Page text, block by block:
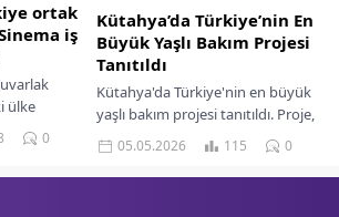
ortak
iş
ülke
ve
imkanları
Kültür
0
Kütahya’da Türkiye’nin En
Büyük Yaşlı Bakım Projesi
Tanıtıldı
Kütahya'da Türkiye'nin en büyük
yaşlı bakım projesi tanıtıldı. Proje,
yaşlıların yaşam kalitesini artırmayı
hedefliyor.
05.05.2026 115 0